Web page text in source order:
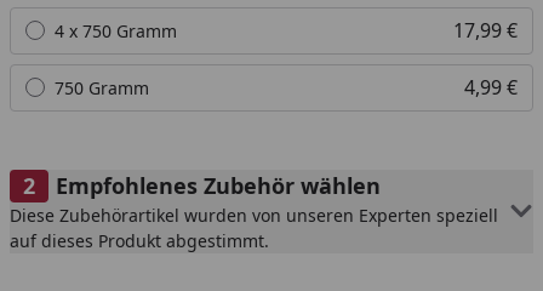
4 x 750 Gramm 17,99 €
750 Gramm 4,99 €
Empfohlenes Zubehör wählen
Diese Zubehörartikel wurden von unseren Experten speziell
auf dieses Produkt abgestimmt.